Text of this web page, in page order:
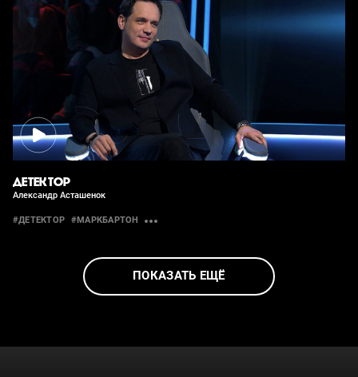
ДЕТЕКТОР
Александр Асташенок
#ДЕТЕКТОР #МАРКБАРТОН
ПОКАЗАТЬ ЕЩЁ